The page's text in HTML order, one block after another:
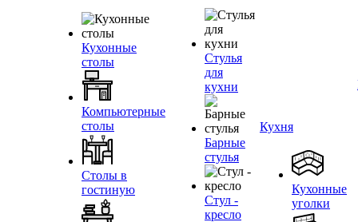
Кухонные
столы
Компьютерные
столы
Столы в
гостиную
Стулья
для
кухни
Барные
стулья
Стул -
кресло
Кухня
Кухонные
уголки